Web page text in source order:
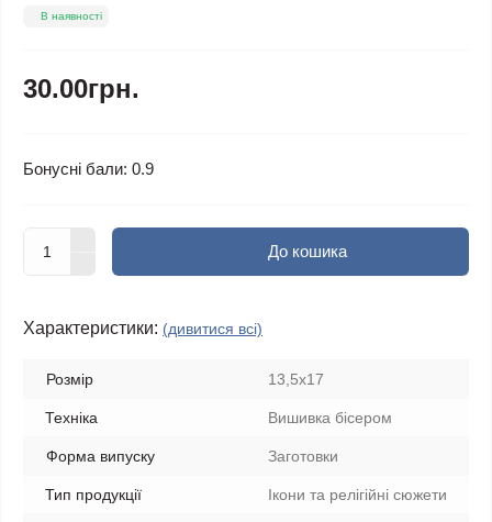
В наявності
30.00грн.
Бонусні бали: 0.9
До кошика
Характеристики: (дивитися всі)
Розмір 13,5х17
Техніка Вишивка бісером
Форма випуску Заготовки
Тип продукції Ікони та релігійні сюжети